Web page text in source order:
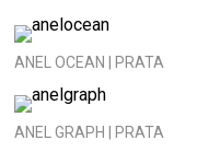
ANEL OCEAN | PRATA
ANEL GRAPH | PRATA